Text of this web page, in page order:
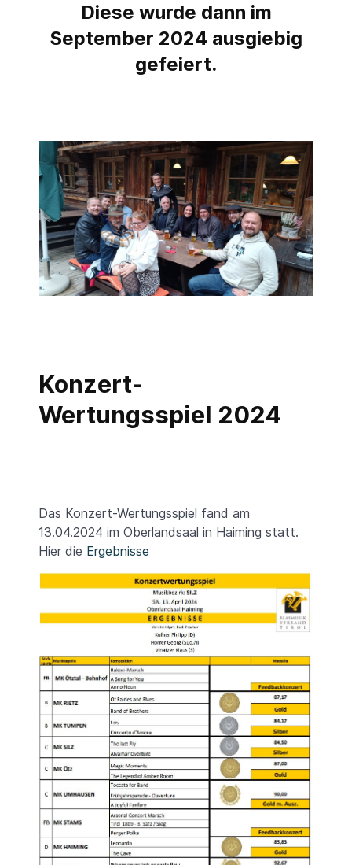
Diese wurde dann im
September 2024 ausgiebig
gefeiert.
Konzert-
Wertungsspiel 2024
Das Konzert-Wertungsspiel fand am
13.04.2024 im Oberlandsaal in Haiming statt.
Hier die Ergebnisse